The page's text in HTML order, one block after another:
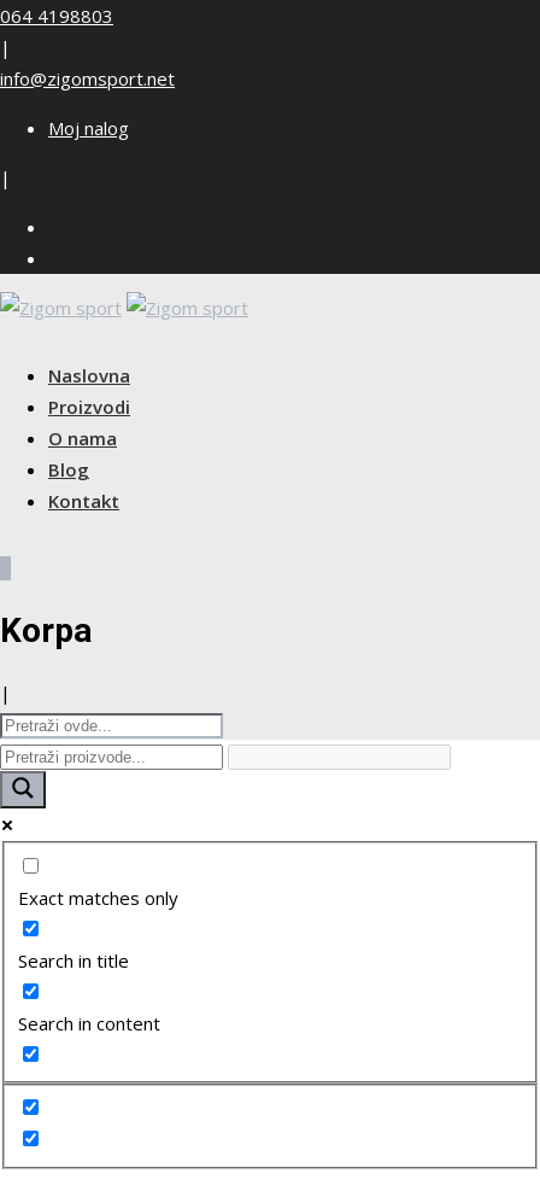
Skip
to
content
064 4198803
|
info@zigomsport.net
Moj nalog
|
Naslovna
Proizvodi
O nama
Blog
Kontakt
Korpa
|
Exact matches only
Search in title
Search in content